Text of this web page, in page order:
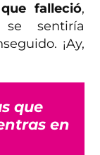
falleció,
se sentiría
¡Ay,
que
en